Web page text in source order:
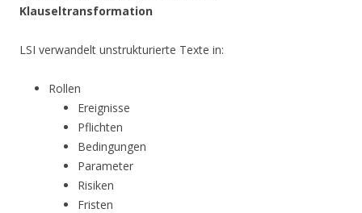
Klauseltransformation
LSI verwandelt unstrukturierte Texte in:
Rollen
Ereignisse
Pflichten
Bedingungen
Parameter
Risiken
Fristen